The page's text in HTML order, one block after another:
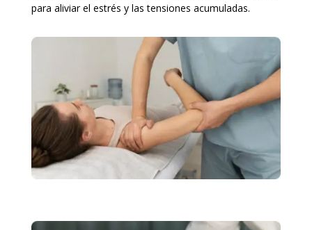
para aliviar el estrés y las tensiones acumuladas.